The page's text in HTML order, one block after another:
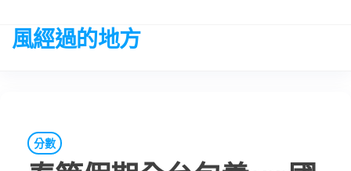
the
風經過的地方
分數